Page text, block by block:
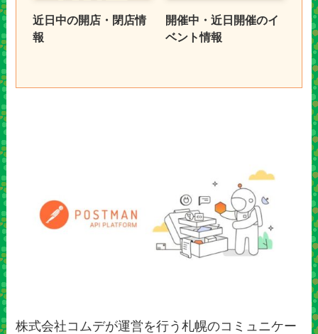
近日中の開店・閉店情
報
開催中・近日開催のイ
ベント情報
株式会社コムデが運営を行う札幌のコミュニケー